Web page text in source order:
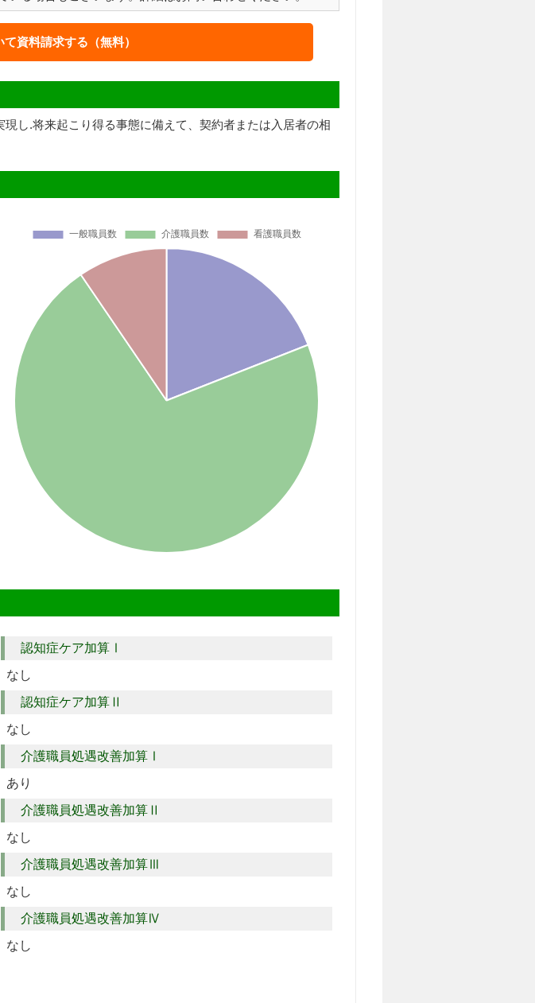
て資料請求する（無料）
し.将来起こり得る事態に備えて、契約者または入居者の相
認知症ケア加算Ⅰ
なし
認知症ケア加算Ⅱ
なし
介護職員処遇改善加算Ⅰ
あり
介護職員処遇改善加算Ⅱ
なし
介護職員処遇改善加算Ⅲ
なし
介護職員処遇改善加算Ⅳ
なし